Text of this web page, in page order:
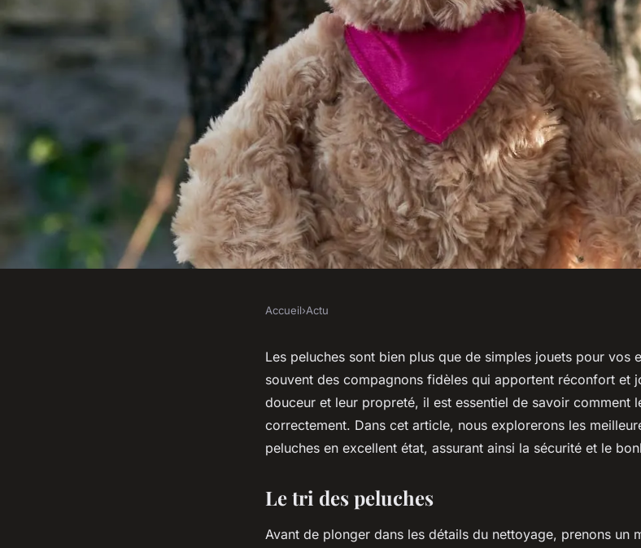
Comment entretenir et nettoyer les
peluches de vos enfants et de vos
Accueil›Actu
Les peluches sont bien plus que de simples jouets pour vos
souvent des compagnons fidèles qui apportent réconfort et
douceur et leur propreté, il est essentiel de savoir comment
correctement. Dans cet article, nous explorerons les
peluches en excellent état, assurant ainsi la sécurité et le
Le tri des peluches
Avant de plonger dans les détails du nettoyage, prenons un